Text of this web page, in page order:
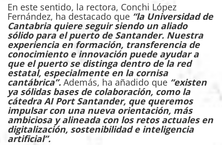
En este sentido, la rectora, Conchi López
Fernández, ha destacado que “la Universidad de
Cantabria quiere seguir siendo un aliado
sólido para el puerto de Santander. Nuestra
experiencia en formación, transferencia de
conocimiento e innovación puede ayudar a
que el puerto se distinga dentro de la red
estatal, especialmente en la cornisa
cantábrica”. Además, ha añadido que “existen
ya sólidas bases de colaboración, como la
cátedra AI Port Santander, que queremos
impulsar con una nueva orientación, más
ambiciosa y alineada con los retos actuales en
digitalización, sostenibilidad e inteligencia
artificial”.